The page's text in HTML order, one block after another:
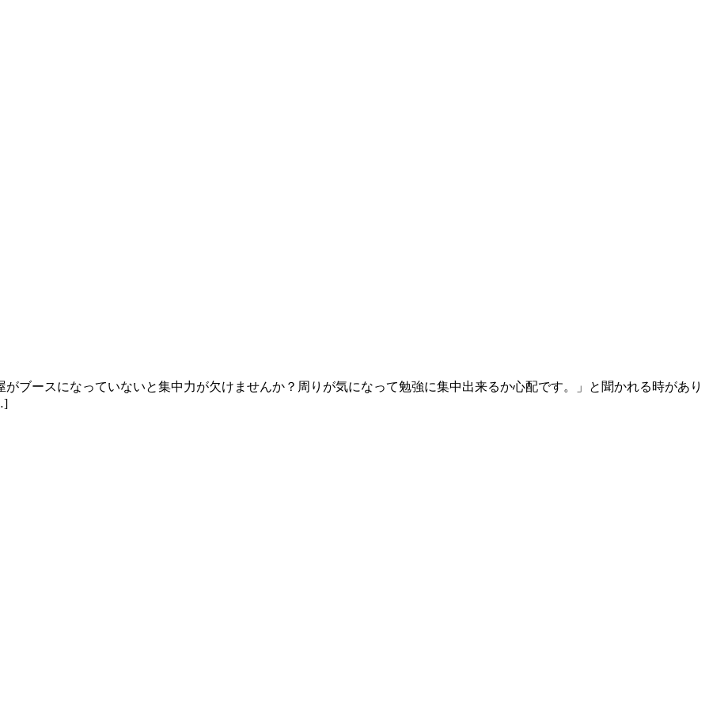
ブースになっていないと集中力が欠けませんか？周りが気になって勉強に集中出来るか心配です。」と聞かれる時があり